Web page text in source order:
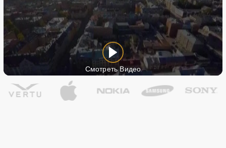
Смотреть Видео